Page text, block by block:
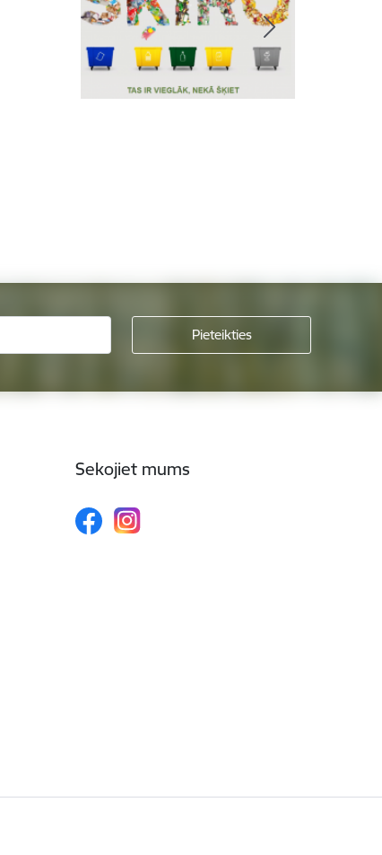
Sekojiet mums